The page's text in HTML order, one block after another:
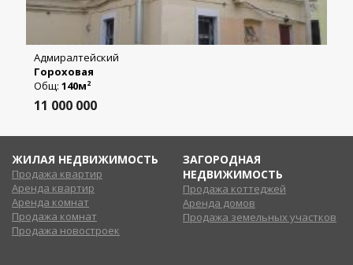
Адмиралтейский
Гороховая
Общ: 140м2
11 000 000
ЖИЛАЯ НЕДВИЖИМОСТЬ
Продажа квартир
Аренда квартир
Аренда комнат
Продажа комнат
Продажа новостроек
ЗАГОРОДНАЯ
НЕДВИЖИМОСТЬ
Продажа коттеджей
Аренда домов
Продажа земельных участков